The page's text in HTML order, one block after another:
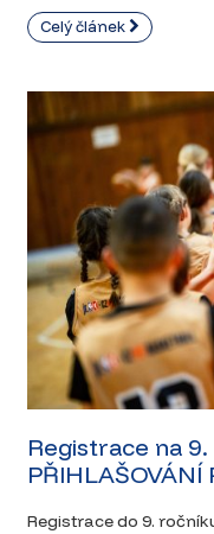
Celý článek
Registrace na
PŘIHLAŠOVÁNÍ
Registrace do 9.